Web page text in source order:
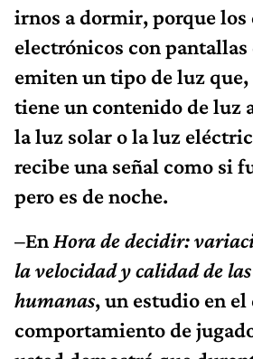
irnos a dormir, porque
electrónicos con
emiten un tipo de luz
tiene un contenido de luz
la luz solar o la luz
recibe una señal como si
pero es de noche.
–EnHora de decidir:
la velocidad y calidad de
humanas, un estudio en
comportamiento de